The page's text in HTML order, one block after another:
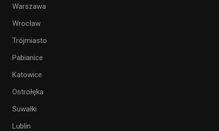
Warszawa
Wrocław
Trójmiasto
Pabianice
Katowice
Ostrołęka
Suwałki
Lublin